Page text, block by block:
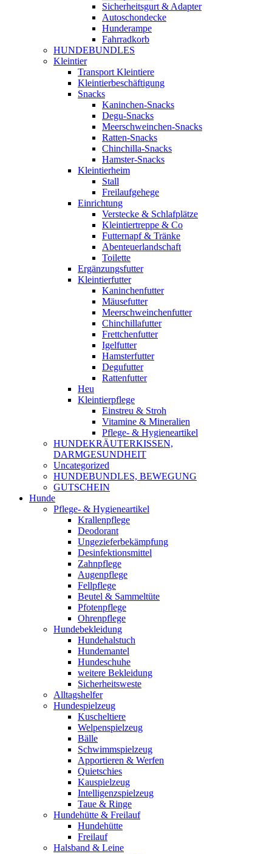
Sicherheitsgurt & Adapter
Autoschondecke
Hunderampe
Fahrradkorb
HUNDEBUNDLES
Kleintier
Transport Kleintiere
Kleintierbeschäftigung
Snacks
Kaninchen-Snacks
Degu-Snacks
Meerschweinchen-Snacks
Ratten-Snacks
Chinchilla-Snacks
Hamster-Snacks
Kleintierheim
Stall
Freilaufgehege
Einrichtung
Verstecke & Schlafplätze
Kleintiertreppe & Co
Futternapf & Tränke
Abenteuerlandschaft
Toilette
Ergänzungsfutter
Kleintierfutter
Kaninchenfutter
Mäusefutter
Meerschweinchenfutter
Chinchillafutter
Frettchenfutter
Igelfutter
Hamsterfutter
Degufutter
Rattenfutter
Heu
Kleintierpflege
Einstreu & Stroh
Vitamine & Mineralien
Pflege- & Hygieneartikel
HUNDEKRÄUTERKISSEN,
DARMGESUNDHEIT
Uncategorized
HUNDEBUNDLES, BEWEGUNG
GUTSCHEIN
Hunde
Pflege- & Hygieneartikel
Krallenpflege
Deodorant
Ungezieferbekämpfung
Desinfektionsmittel
Zahnpflege
Augenpflege
Fellpflege
Beutel & Sammeltüte
Pfotenpflege
Ohrenpflege
Hundebekleidung
Hundehalstuch
Hundemantel
Hundeschuhe
weitere Bekleidung
Sicherheitsweste
Alltagshelfer
Hundespielzeug
Kuscheltiere
Welpenspielzeug
Bälle
Schwimmspielzeug
Apportieren & Werfen
Quietschies
Kauspielzeug
Intelligenzspielzeug
Taue & Ringe
Hundehütte & Freilauf
Hundehütte
Freilauf
Halsband & Leine